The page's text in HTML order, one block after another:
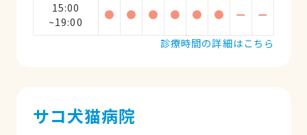
15:00
~19:00
● ● ● ● ● ● ー
ー
診療時間の詳細はこちら
サコ犬猫病院